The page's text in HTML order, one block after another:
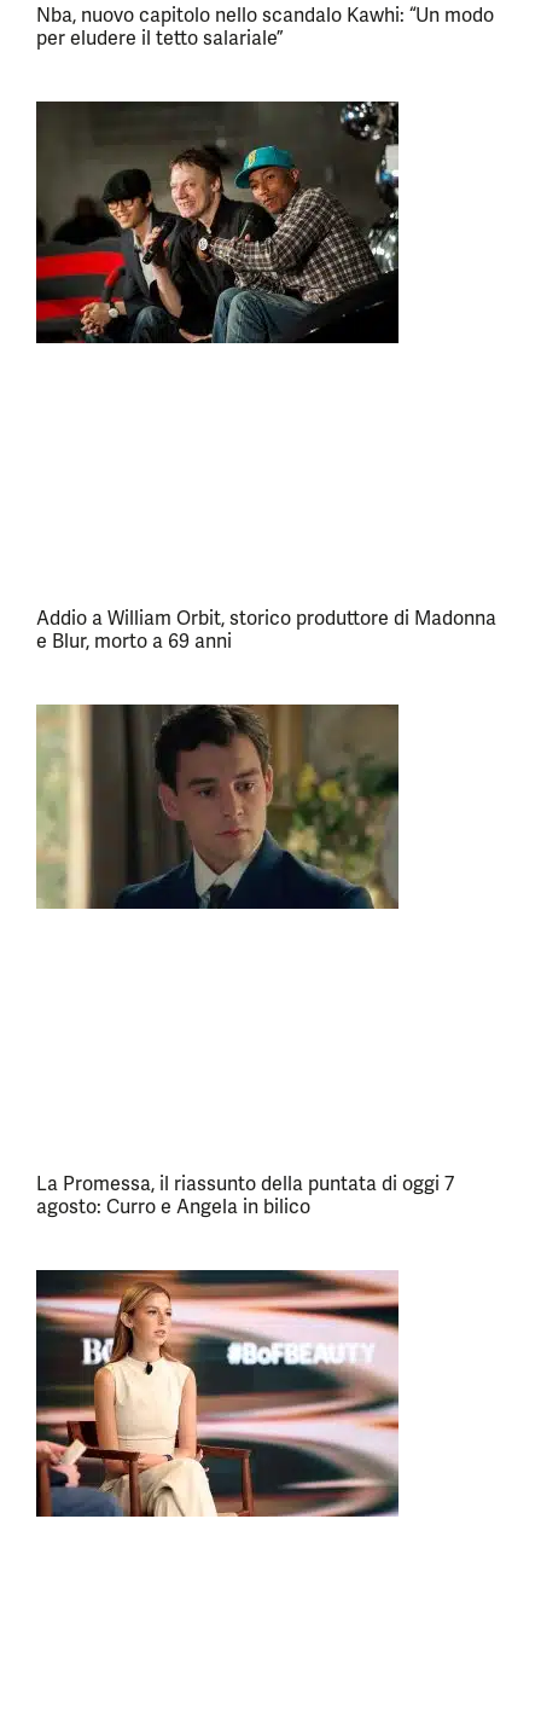
Nba, nuovo capitolo nello scandalo Kawhi: “Un modo
per eludere il tetto salariale”
Addio a William Orbit, storico produttore di Madonna
e Blur, morto a 69 anni
La Promessa, il riassunto della puntata di oggi 7
agosto: Curro e Angela in bilico